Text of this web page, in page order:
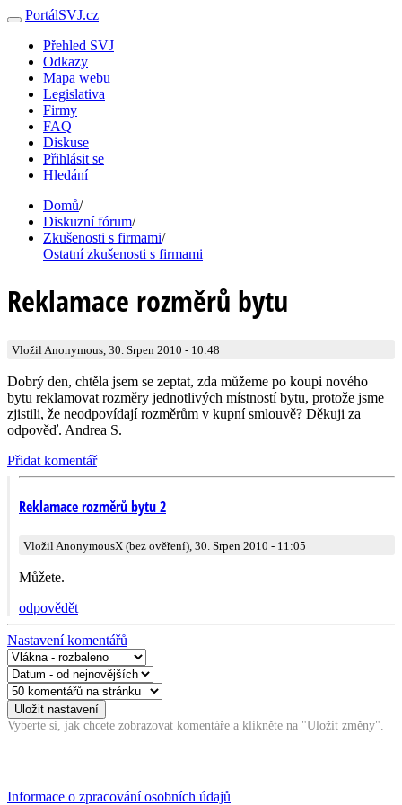
PortálSVJ.cz
Přehled SVJ
Odkazy
Mapa webu
Legislativa
Firmy
FAQ
Diskuse
Přihlásit se
Hledání
Domů/
Diskuzní fórum/
Zkušenosti s firmami/
Ostatní zkušenosti s firmami
Reklamace rozměrů bytu
Vložil Anonymous, 30. Srpen 2010 - 10:48
Dobrý den, chtěla jsem se zeptat, zda můžeme po koupi nového
bytu reklamovat rozměry jednotlivých místností bytu, protože jsme
zjistili, že neodpovídají rozměrům v kupní smlouvě? Děkuji za
odpověď. Andrea S.
Přidat komentář
Reklamace rozměrů bytu 2
Vložil AnonymousX (bez ověření), 30. Srpen 2010 - 11:05
Můžete.
odpovědět
Nastavení komentářů
Vyberte si, jak chcete zobrazovat komentáře a klikněte na "Uložit změny".
Informace o zpracování osobních údajů